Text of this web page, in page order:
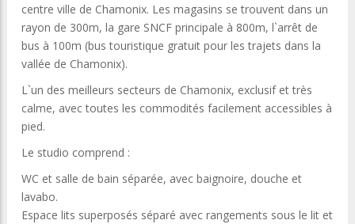
centre ville de Chamonix. Les magasins se trouvent dans un
rayon de 300m, la gare SNCF principale à 800m, l`arrêt de
bus à 100m (bus touristique gratuit pour les trajets dans la
vallée de Chamonix).
L`un des meilleurs secteurs de Chamonix, exclusif et très
calme, avec toutes les commodités facilement accessibles à
pied.
Le studio comprend :
WC et salle de bain séparée, avec baignoire, douche et
lavabo.
Espace lits superposés séparé avec rangements sous le lit et